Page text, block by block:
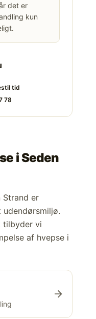
det er
kun
tid
78
iSeden
Strand er
tilbyder vi
af hvepse i
arrow_forward